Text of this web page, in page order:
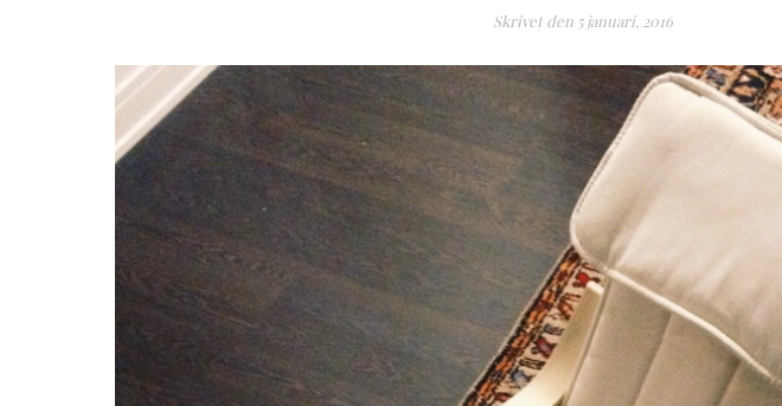
Skrivet den 5 januari, 2016